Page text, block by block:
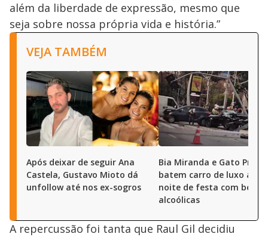
além da liberdade de expressão, mesmo que
seja sobre nossa própria vida e história.”
VEJA TAMBÉM
Após deixar de seguir Ana
Castela, Gustavo Mioto dá
unfollow até nos ex-sogros
Bia Miranda e Gato Preto
batem carro de luxo após
noite de festa com
alcoólicas
A repercussão foi tanta que Raul Gil decidiu